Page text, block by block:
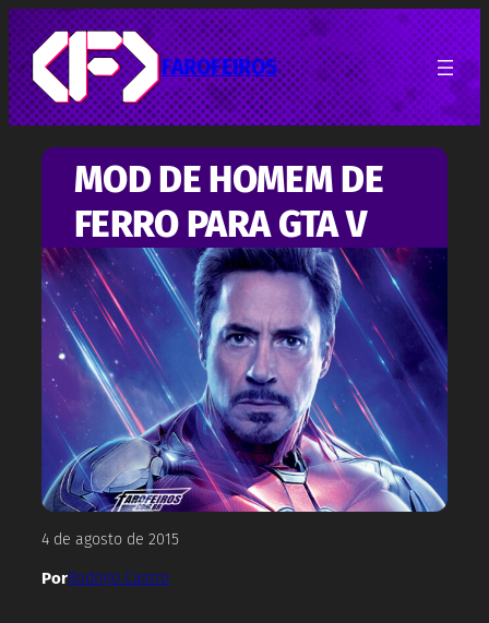
Pular
para
o
conteúdo
FAROFEIROS
MOD DE HOMEM DE
FERRO PARA GTA V
4 de agosto de 2015
PorRodrigo Castro